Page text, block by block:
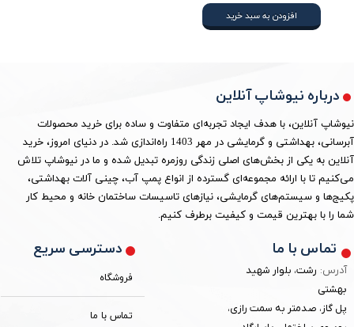
افزودن به سبد خرید
درباره نیوشاپ آنلاین
نیوشاپ آنلاین، با هدف ایجاد تجربه‌ای متفاوت و ساده برای خرید محصولات
آبرسانی، بهداشتی و گرمایشی در مهر 1403 راه‌اندازی شد. در دنیای امروز، خرید
آنلاین به یکی از بخش‌های اصلی زندگی روزمره تبدیل شده و ما در نیوشاپ تلاش
می‌کنیم تا با ارائه مجموعه‌ای گسترده از انواع پمپ آب، چینی آلات بهداشتی،
پکیج‌ها و سیستم‌های گرمایشی، نیازهای تاسیسات ساختمان خانه و محیط کار
شما را با بهترین قیمت و کیفیت برطرف کنیم.
دسترسی سریع
فروشگاه
تماس با ما
تماس با ما
آدرس: رشت، بلوار شهید
بهشتی
پل گاز، صدمتر به سمت رازی،